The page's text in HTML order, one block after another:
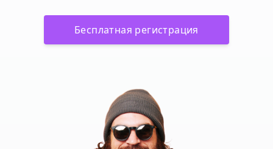
Бесплатная регистрация